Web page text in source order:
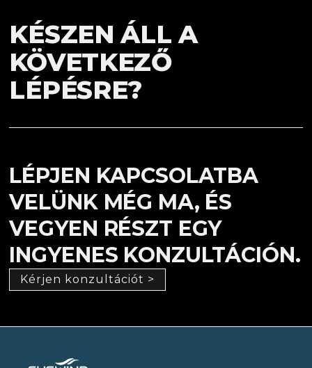
KÉSZEN ÁLL A
KÖVETKEZŐ
LÉPÉSRE?
LÉPJEN KAPCSOLATBA
VELÜNK MÉG MA, ÉS
VEGYEN RÉSZT EGY
INGYENES KONZULTÁCIÓN.
Kérjen konzultációt >